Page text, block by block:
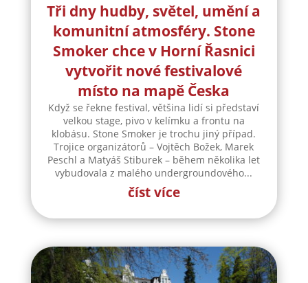
Tři dny hudby, světel, umění a
komunitní atmosféry. Stone
Smoker chce v Horní Řasnici
vytvořit nové festivalové
místo na mapě Česka
Když se řekne festival, většina lidí si představí
velkou stage, pivo v kelímku a frontu na
klobásu. Stone Smoker je trochu jiný případ.
Trojice organizátorů – Vojtěch Božek, Marek
Peschl a Matyáš Stiburek – během několika let
vybudovala z malého undergroundového...
číst více